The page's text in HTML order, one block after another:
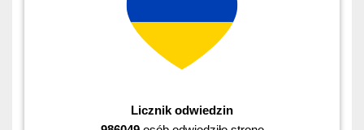
Licznik odwiedzin